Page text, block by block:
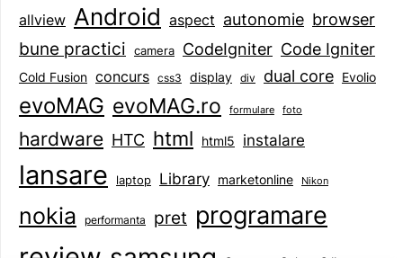
allview Android aspect autonomie browser
bune practici camera CodeIgniter Code Igniter
Cold Fusion concurs css3 display div dual core Evolio
evoMAG evoMAG.ro formulare foto
hardware HTC html html5 instalare
lansare laptop Library marketonline Nikon
nokia performanta pret programare